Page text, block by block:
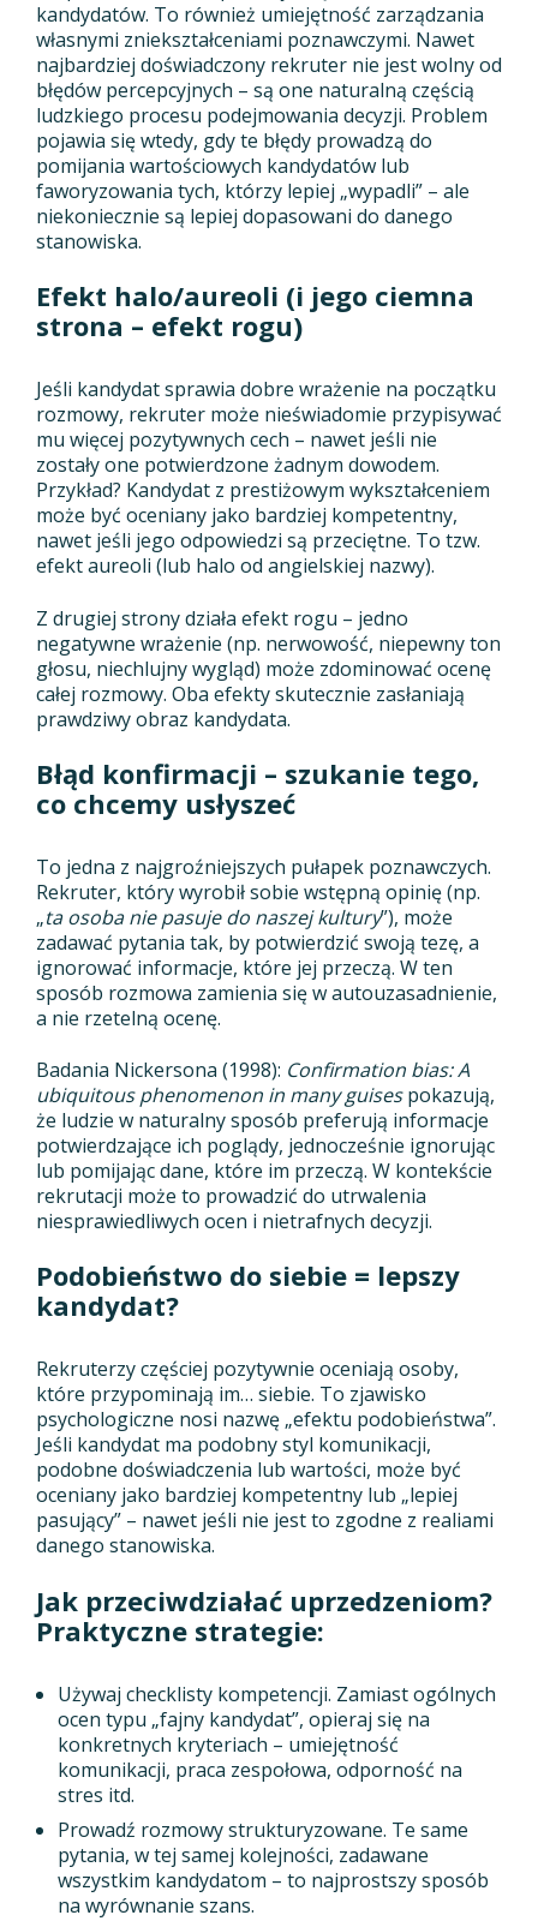
kandydatów. To również umiejętność zarządzania
własnymi zniekształceniami poznawczymi. Nawet
najbardziej doświadczony rekruter nie jest wolny od
błędów percepcyjnych – są one naturalną częścią
ludzkiego procesu podejmowania decyzji. Problem
pojawia się wtedy, gdy te błędy prowadzą do
pomijania wartościowych kandydatów lub
faworyzowania tych, którzy lepiej „wypadli” – ale
niekoniecznie są lepiej dopasowani do danego
stanowiska.
Efekt halo/aureoli (i jego ciemna
strona – efekt rogu)
Jeśli kandydat sprawia dobre wrażenie na początku
rozmowy, rekruter może nieświadomie przypisywać
mu więcej pozytywnych cech – nawet jeśli nie
zostały one potwierdzone żadnym dowodem.
Przykład? Kandydat z prestiżowym wykształceniem
może być oceniany jako bardziej kompetentny,
nawet jeśli jego odpowiedzi są przeciętne. To tzw.
efekt aureoli (lub halo od angielskiej nazwy).
Z drugiej strony działa efekt rogu – jedno
negatywne wrażenie (np. nerwowość, niepewny ton
głosu, niechlujny wygląd) może zdominować ocenę
całej rozmowy. Oba efekty skutecznie zasłaniają
prawdziwy obraz kandydata.
Błąd konfirmacji – szukanie tego,
co chcemy usłyszeć
To jedna z najgroźniejszych pułapek poznawczych.
Rekruter, który wyrobił sobie wstępną opinię (np.
„ta osoba nie pasuje do naszej kultury”), może
zadawać pytania tak, by potwierdzić swoją tezę, a
ignorować informacje, które jej przeczą. W ten
sposób rozmowa zamienia się w autouzasadnienie,
a nie rzetelną ocenę.
Badania Nickersona (1998): Confirmation bias: A
ubiquitous phenomenon in many guisespokazują,
że ludzie w naturalny sposób preferują informacje
potwierdzające ich poglądy, jednocześnie ignorując
lub pomijając dane, które im przeczą. W kontekście
rekrutacji może to prowadzić do utrwalenia
niesprawiedliwych ocen i nietrafnych decyzji.
Podobieństwo do siebie = lepszy
kandydat?
Rekruterzy częściej pozytywnie oceniają osoby,
które przypominają im… siebie. To zjawisko
psychologiczne nosi nazwę „efektu podobieństwa”.
Jeśli kandydat ma podobny styl komunikacji,
podobne doświadczenia lub wartości, może być
oceniany jako bardziej kompetentny lub „lepiej
pasujący” – nawet jeśli nie jest to zgodne z realiami
danego stanowiska.
Jak przeciwdziałać uprzedzeniom?
Praktyczne strategie:
Używaj checklisty kompetencji. Zamiast ogólnych
ocen typu „fajny kandydat”, opieraj się na
konkretnych kryteriach – umiejętność
komunikacji, praca zespołowa, odporność na
stres itd.
Prowadź rozmowy strukturyzowane. Te same
pytania, w tej samej kolejności, zadawane
wszystkim kandydatom – to najprostszy sposób
na wyrównanie szans.